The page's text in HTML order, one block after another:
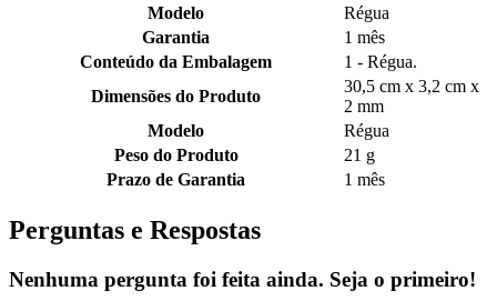
Modelo
Régua
Garantia
1 mês
Conteúdo da Embalagem
1 - Régua.
Dimensões do Produto
30,5 cm x 3,2 cm x
2 mm
Modelo
Régua
Peso do Produto
21 g
Prazo de Garantia
1 mês
Perguntas e Respostas
Nenhuma pergunta foi feita ainda. Seja o primeiro!